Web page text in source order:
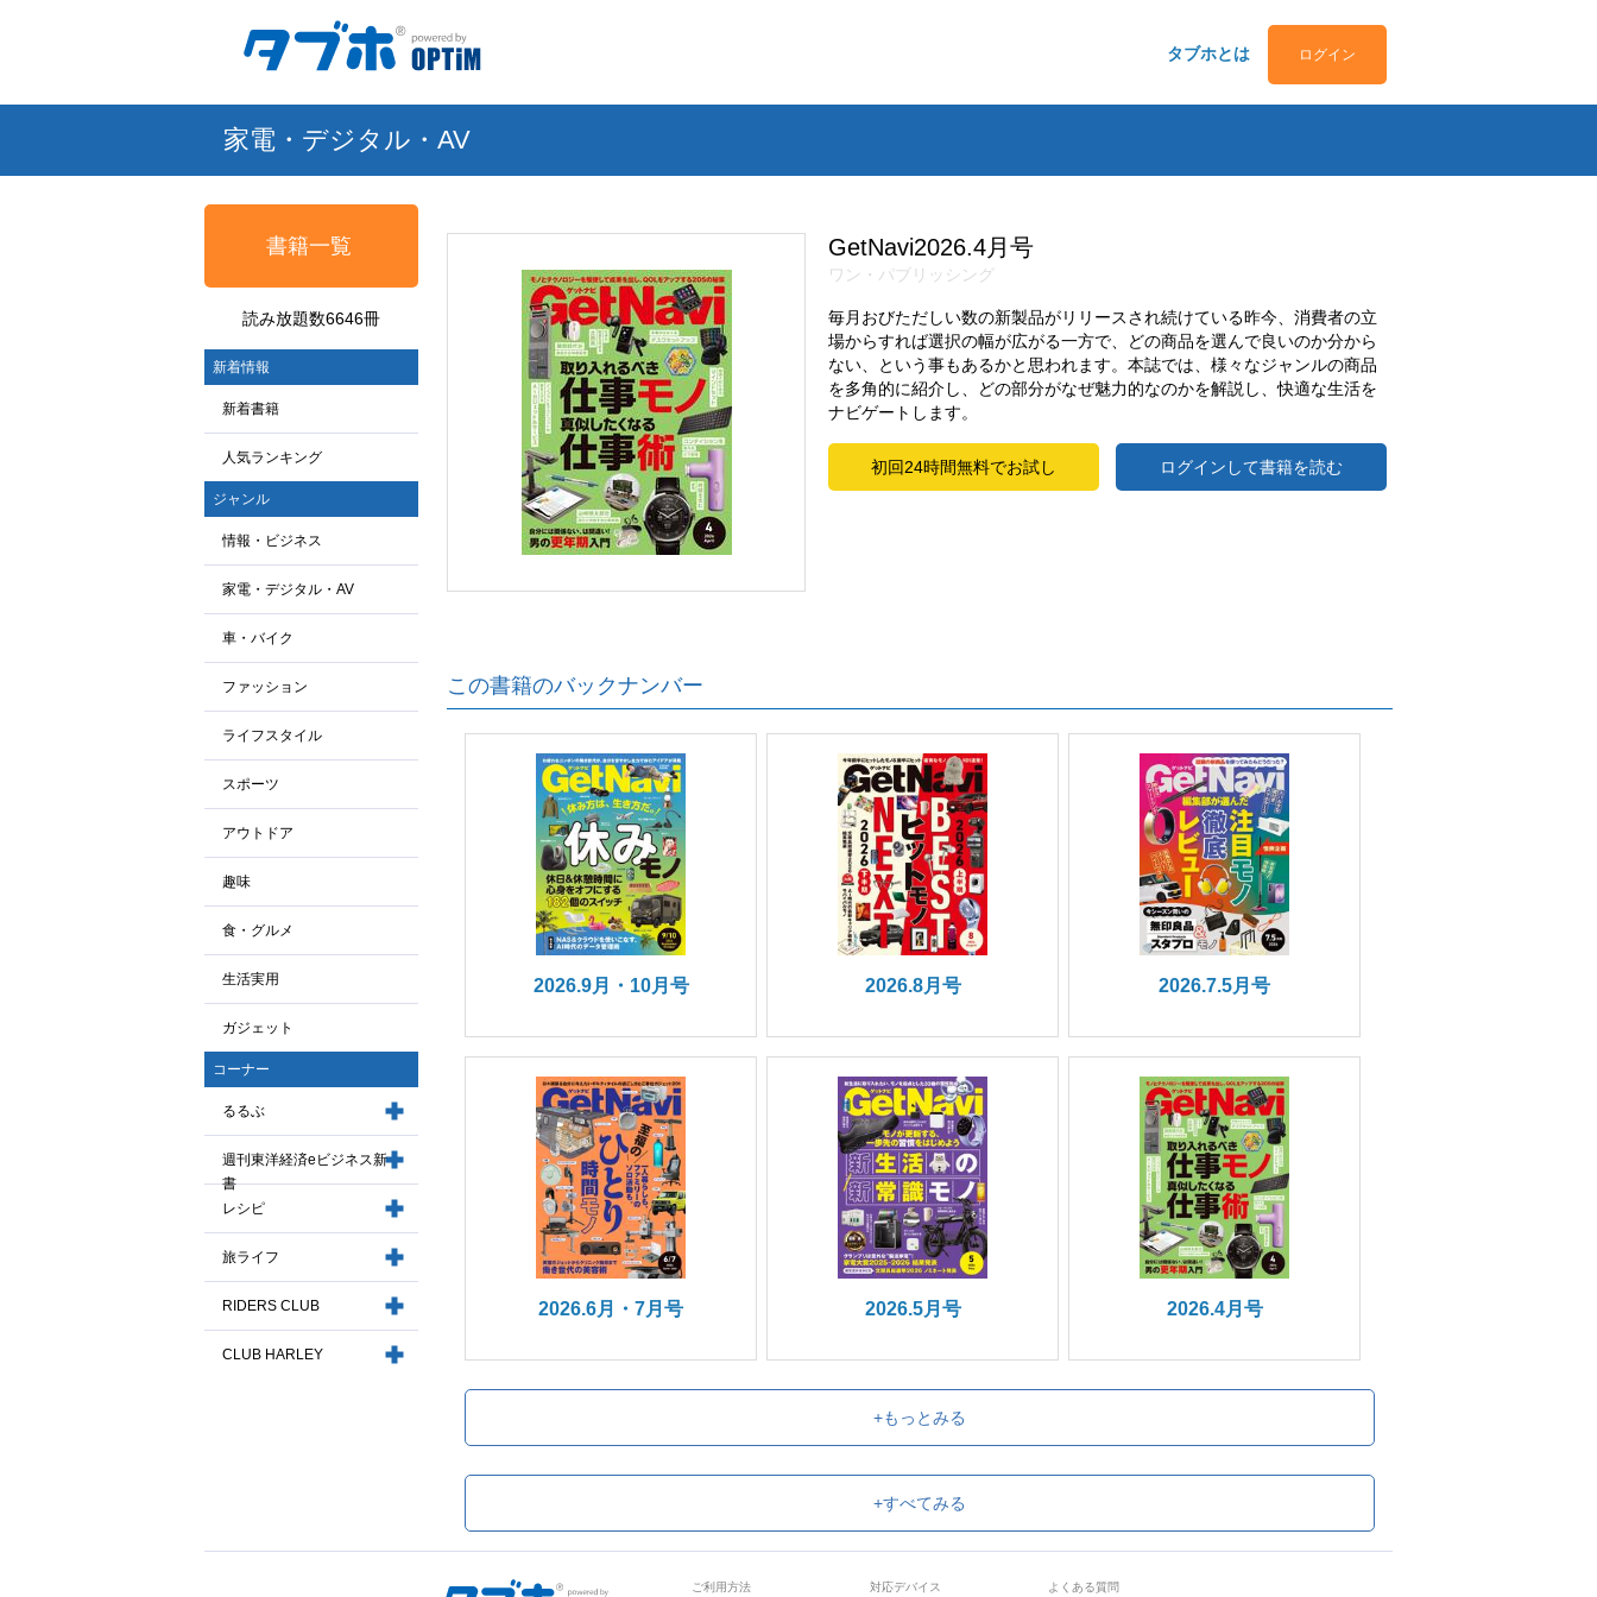
タブホとは ログイン
家電・デジタル・AV
書籍一覧
読み放題数6646冊
新着情報
新着書籍
人気ランキング
ジャンル
情報・ビジネス
家電・デジタル・AV
車・バイク
ファッション
ライフスタイル
スポーツ
アウトドア
趣味
食・グルメ
生活実用
ガジェット
コーナー
るるぶ
週刊東洋経済eビジネス新
書
レシピ
旅ライフ
RIDERS CLUB
CLUB HARLEY
GetNavi2026.4月号
ワン・パブリッシング
毎月おびただしい数の新製品がリリースされ続けている昨今、消費者の立
場からすれば選択の幅が広がる一方で、どの商品を選んで良いのか分から
ない、という事もあるかと思われます。本誌では、様々なジャンルの商品
を多角的に紹介し、どの部分がなぜ魅力的なのかを解説し、快適な生活を
ナビゲートします。
初回24時間無料でお試し ログインして書籍を読む
この書籍のバックナンバー
2026.9月・10月号 2026.8月号 2026.7.5月号
2026.6月・7月号 2026.5月号 2026.4月号
+もっとみる
+すべてみる
ご利用方法 対応デバイス よくある質問